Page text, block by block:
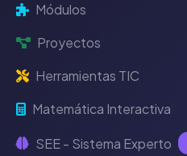
Módulos
Proyectos
Herramientas TIC
Matemática Interactiva
SEE - Sistema Experto